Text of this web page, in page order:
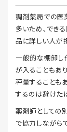
調剤薬局での医
多いため、でき
品に詳しい人が
一般的な棚卸し
が入ることもあ
秤量することも
するのは避けた
薬剤師としての
で協力しながら